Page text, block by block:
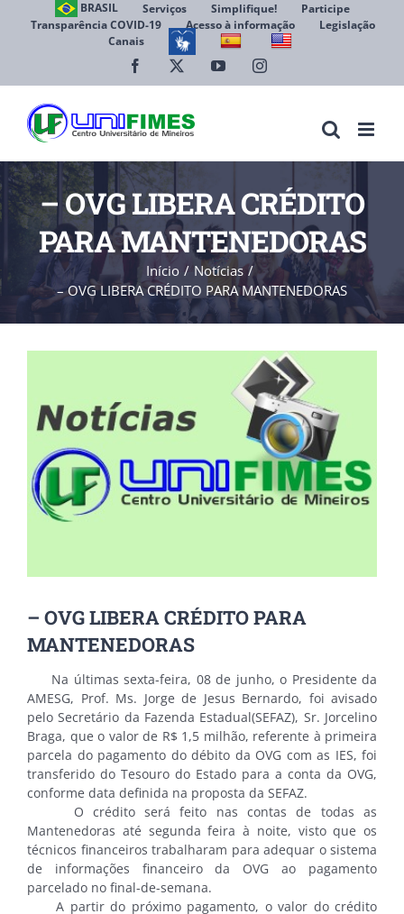
BRASIL Serviços Simplifique!
Participe
Transparência COVID-19
Acesso à informação
Legislação
Canais
Facebook YouTubeInstagram
– OVG LIBERA CRÉDITO
PARA MANTENEDORAS
Início
Notícias
– OVG LIBERA CRÉDITO PARA MANTENEDORAS
– OVG LIBERA CRÉDITO PARA
MANTENEDORAS
Na últimas sexta-feira, 08 de junho, o Presidente da
AMESG, Prof. Ms. Jorge de Jesus Bernardo, foi avisado
pelo Secretário da Fazenda Estadual(SEFAZ), Sr. Jorcelino
Braga, que o valor de R$ 1,5 milhão, referente à primeira
parcela do pagamento do débito da OVG com as IES, foi
transferido do Tesouro do Estado para a conta da OVG,
conforme data definida na proposta da SEFAZ.
O crédito será feito nas contas de todas as
Mantenedoras até segunda feira à noite, visto que os
técnicos financeiros trabalharam para adequar o sistema
de informações financeiro da OVG ao pagamento
parcelado no final-de-semana.
A partir do próximo pagamento, o valor do crédito